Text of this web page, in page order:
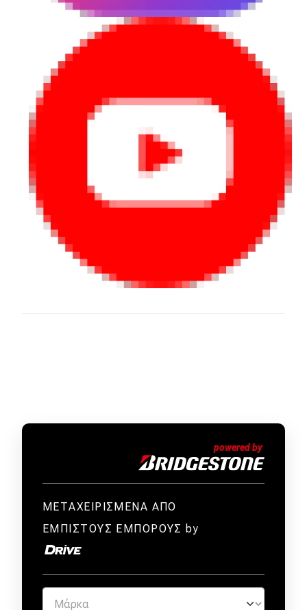
ΜΕΤΑΧΕΙΡΙΣΜΕΝΑ ΑΠΟ
ΕΜΠΙΣΤΟΥΣ ΕΜΠΟΡΟΥΣ by